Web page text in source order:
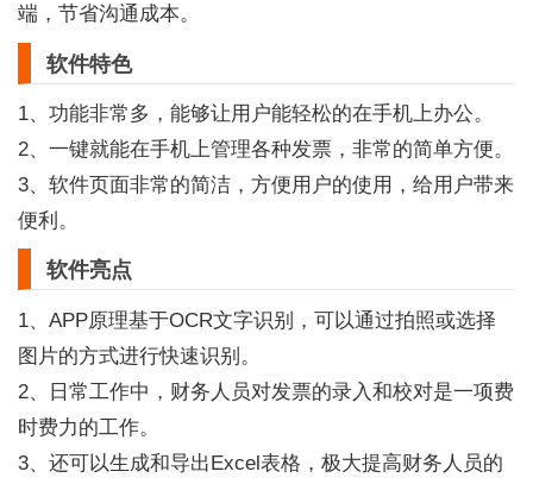
端，节省沟通成本。
软件特色
1、功能非常多，能够让用户能轻松的在手机上办公。
2、一键就能在手机上管理各种发票，非常的简单方便。
3、软件页面非常的简洁，方便用户的使用，给用户带来
便利。
软件亮点
1、APP原理基于OCR文字识别，可以通过拍照或选择
图片的方式进行快速识别。
2、日常工作中，财务人员对发票的录入和校对是一项费
时费力的工作。
3、还可以生成和导出Excel表格，极大提高财务人员的